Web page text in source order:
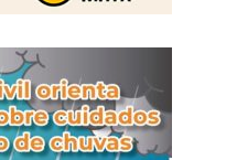
Rodoviária Federal